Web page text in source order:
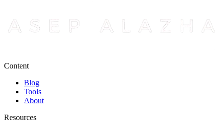
Content
Blog
Tools
About
Resources